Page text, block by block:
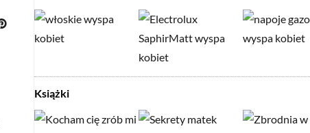
Książki